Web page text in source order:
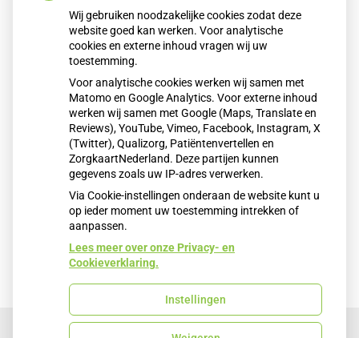
*
Volgende
Wij gebruiken noodzakelijke cookies zodat deze
website goed kan werken. Voor analytische
cookies en externe inhoud vragen wij uw
toestemming.
Voor analytische cookies werken wij samen met
Matomo en Google Analytics. Voor externe inhoud
werken wij samen met Google (Maps, Translate en
Reviews), YouTube, Vimeo, Facebook, Instagram, X
(Twitter), Qualizorg, Patiëntenvertellen en
ZorgkaartNederland. Deze partijen kunnen
gegevens zoals uw IP-adres verwerken.
Via Cookie-instellingen onderaan de website kunt u
op ieder moment uw toestemming intrekken of
aanpassen.
Lees meer over onze Privacy- en
Cookieverklaring.
Instellingen